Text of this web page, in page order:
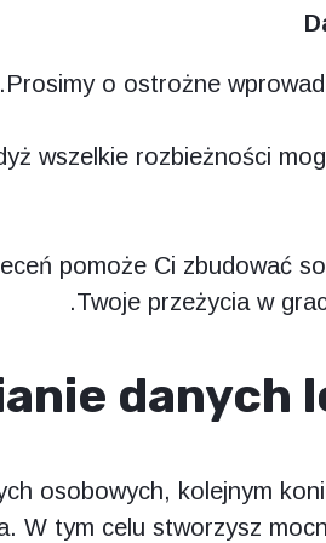
Prosimy o ostrożne
wszelkie rozbieżności
pomoże Ci zbudować
Twoje przeżycia w
danych
osobowych, kolejnym
W tym celu stworzysz